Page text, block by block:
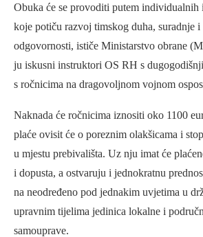
Obuka će se provoditi putem individualnih
koje potiču razvoj timskog duha, suradnje i
odgovornosti, ističe Ministarstvo obrane
ju iskusni instruktori OS RH s
s ročnicima na dragovoljnom vojnom
Naknada će ročnicima iznositi oko 1100
plaće ovisit će o poreznim olakšicama i
u mjestu prebivališta. Uz nju imat će
i dopusta, a ostvaruju i jednokratnu
na neodređeno pod jednakim uvjetima u
upravnim tijelima jedinica lokalne i
samouprave.